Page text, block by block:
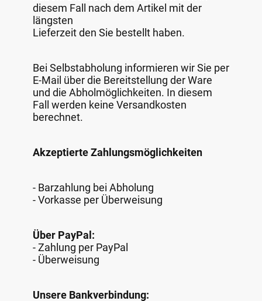
diesem Fall nach dem Artikel mit der
längsten
Lieferzeit den Sie bestellt haben.
Bei Selbstabholung informieren wir Sie per
E-Mail über die Bereitstellung der Ware
und die Abholmöglichkeiten. In diesem
Fall werden keine Versandkosten
berechnet.
Akzeptierte Zahlungsmöglichkeiten
- Barzahlung bei Abholung
- Vorkasse per Überweisung
Über PayPal:
- Zahlung per PayPal
- Überweisung
Unsere Bankverbindung: